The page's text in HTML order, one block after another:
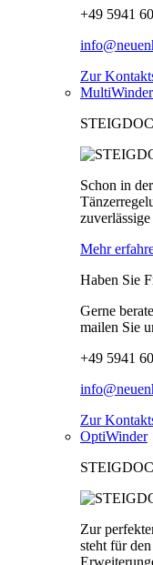
+49 5941
Zur
MultiWinder
Schon in
Mehr
Haben Sie
Gerne
mailen Sie
+49 5941
Zur
OptiWinder
Zur
steht für